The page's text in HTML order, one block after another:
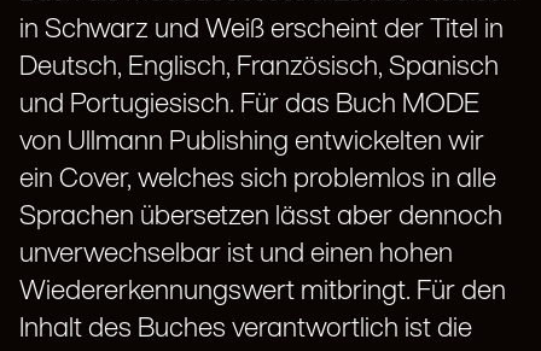
in Schwarz und Weiß erscheint der Titel in
Deutsch, Englisch, Französisch, Spanisch
und Portugiesisch. Für das Buch MODE
von Ullmann Publishing entwickelten wir
ein Cover, welches sich problemlos in alle
Sprachen übersetzen lässt aber dennoch
unverwechselbar ist und einen hohen
Wiedererkennungswert mitbringt. Für den
Inhalt des Buches verantwortlich ist die